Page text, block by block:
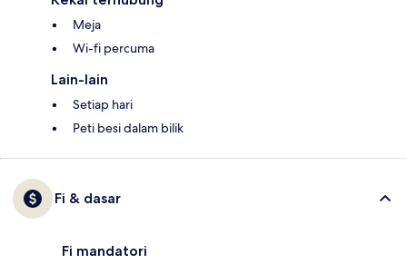
Meja
Wi-fi percuma
Lain-lain
Setiap hari
Peti besi dalam bilik
Fi & dasar
Fi mandatori